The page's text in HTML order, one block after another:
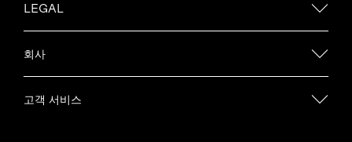
LEGAL
회사
고객 서비스